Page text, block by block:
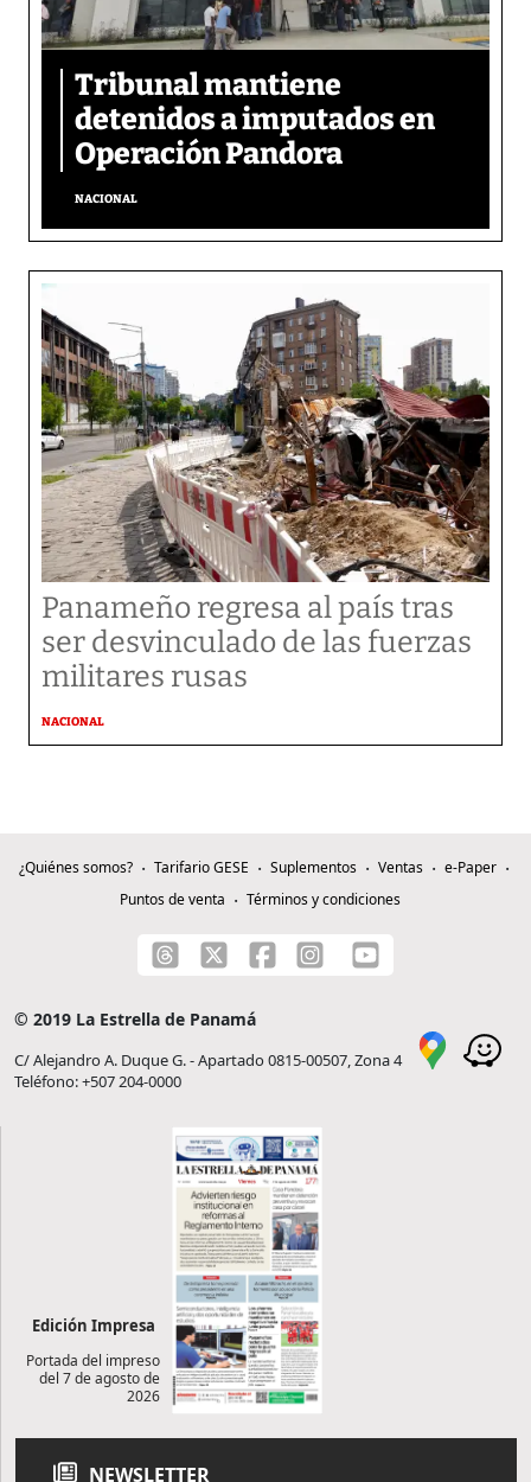
Tribunal mantiene
detenidos a imputados en
Operación Pandora
NACIONAL
Panameño regresa al país tras
ser desvinculado de las fuerzas
militares rusas
NACIONAL
¿Quiénes somos? Tarifario GESE Suplementos Ventas
e-Paper
Puntos de venta
Términos y condiciones
© 2019 La Estrella de Panamá
C/ Alejandro A. Duque G. - Apartado 0815-00507, Zona 4
Teléfono: +507 204-0000
Edición Impresa
Portada del impreso
del 7 de agosto de
2026
NEWSLETTER